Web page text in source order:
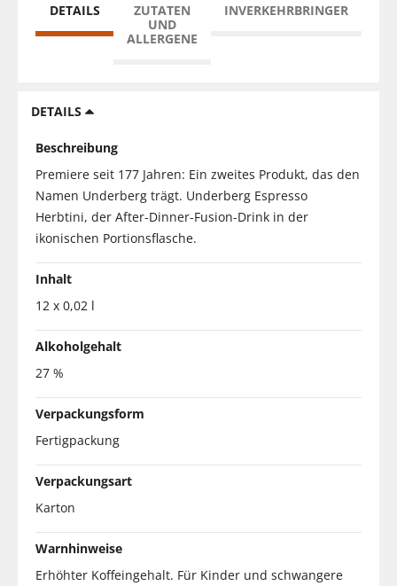
DETAILS
ZUTATEN
UND
ALLERGENE
INVERKEHRBRINGER
DETAILS
Beschreibung
Premiere seit 177 Jahren: Ein zweites Produkt, das den
Namen Underberg trägt. Underberg Espresso
Herbtini, der After-Dinner-Fusion-Drink in der
ikonischen Portionsflasche.
Inhalt
12 x 0,02 l
Alkoholgehalt
27 %
Verpackungsform
Fertigpackung
Verpackungsart
Karton
Warnhinweise
Erhöhter Koffeingehalt. Für Kinder und schwangere